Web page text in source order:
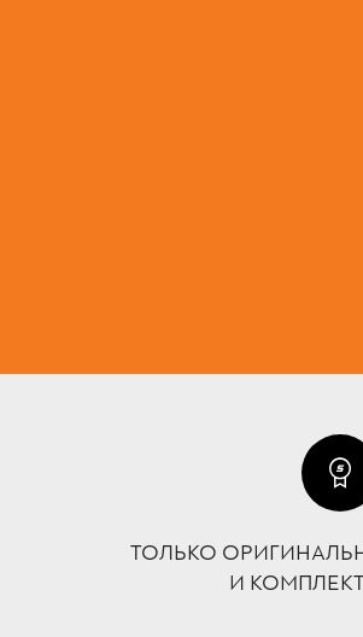
ТОЛЬКО
И